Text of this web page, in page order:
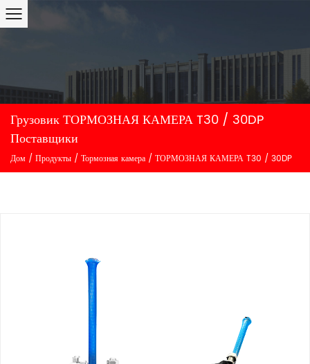
Грузовик ТОРМОЗНАЯ КАМЕРА T30 / 30DP
Поставщики
Дом / Продукты / Тормозная камера / ТОРМОЗНАЯ КАМЕРА T30 / 30DP